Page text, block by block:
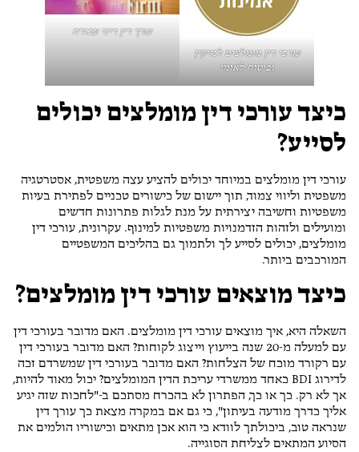
עורכי דין מומלצים לנזיקין
וביטוח לאומי
עורך דין דיני עבודה
כיצד עורכי דין מומלצים יכולים
לסייע?
עורכי דין מומלצים במיוחד יכולים להציע עצה משפטית, אסטרטגיה
משפטית וליווי צמוד, תוך יישום של כישורים טכניים לפתירת בעיות
משפטיות וחשיבה יצירתית על מנת לגלות פתרונות חדשים
ומועילים ולזהות הזדמנויות משפטיות למינוף. עקרונית, עורכי דין
מומלצים, יכולים לסייע לך ולתמוך גם בהליכים המשפטיים
המורכבים ביותר.
כיצד מוצאים עורכי דין מומלצים?
השאלה היא, איך מוצאים עורכי דין מומלצים. האם מדובר בעורכי דין
עם למעלה מ-20 שנה בייעוץ וייצוג לקוחות? האם מדובר בעורכי דין
עם רקורד מוכח של הצלחות? האם מדובר בעורכי דין שמשרדם זכה
לדירוג BDI כאחד ממשרדי עריכת הדין המומלצים? יכול מאוד להיות,
אך לא רק. כך או כך, הפתרון לא בהכרח מסתכם ב-"לחכות שזה יגיע
אליך כדרך מודעה בעיתון", כי גם אם במקרה מצאת כך עורך דין
שנראה טוב, ביכולתך לוודא כי הוא אכן מתאים וכישוריו הולמים את
הסיוע המתאים לצליחת הסוגייה.